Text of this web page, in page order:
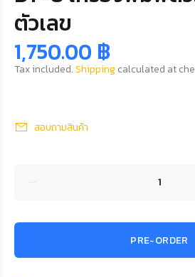
ตัวเลข
1,750.00 ฿
Tax included.Shippingcalculated at
สอบถามสินค้า
PRE-ORDER